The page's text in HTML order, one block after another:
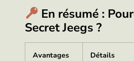
En résumé :
Secret Jeegs ?
Avantages Détails